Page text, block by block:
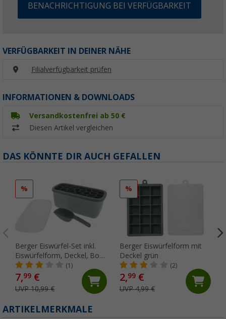
BENACHRICHTIGUNG BEI VERFÜGBARKEIT
VERFÜGBARKEIT IN DEINER NÄHE
Filialverfügbarkeit prüfen
INFORMATIONEN & DOWNLOADS
Versandkostenfrei ab 50 €
Diesen Artikel vergleichen
DAS KÖNNTE DIR AUCH GEFALLEN
%
Berger Eiswürfel-Set inkl.
Eiswürfelform, Deckel, Box
und Eisschaufel grün
(1)
7,99 €
UVP 10,99 €
%
Berger Eiswürfelform mit
Deckel grün
(2)
2,99€
UVP 4,99 €
ARTIKELMERKMALE